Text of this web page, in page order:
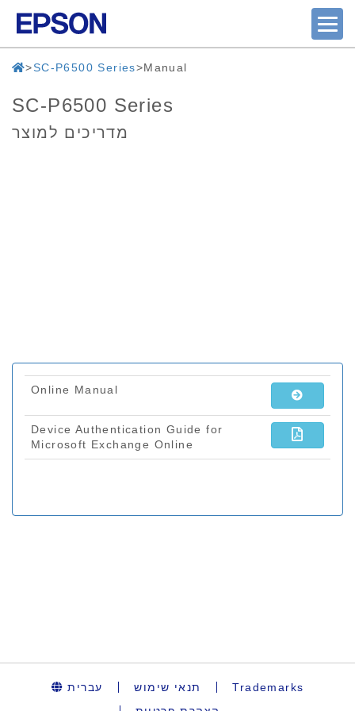
SC-P6500 Series Manual
SC-P6500 Series
מדריכים למוצר
עברית תנאי שימוש
Trademarks